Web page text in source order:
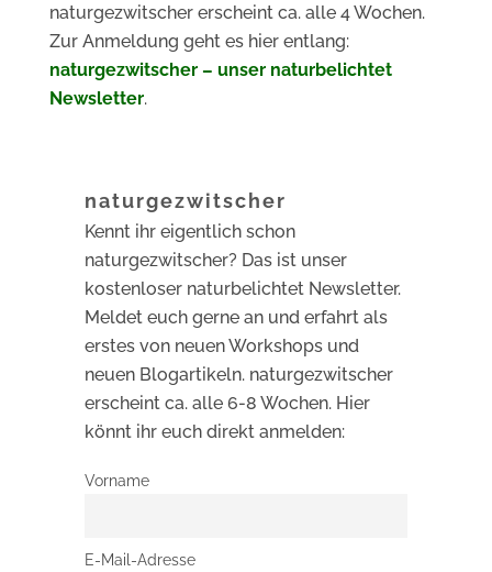
naturgezwitscher erscheint ca. alle 4 Wochen.
Zur Anmeldung geht es hier entlang:
naturgezwitscher – unser naturbelichtet
Newsletter.
naturgezwitscher
Kennt ihr eigentlich schon
naturgezwitscher? Das ist unser
kostenloser naturbelichtet Newsletter.
Meldet euch gerne an und erfahrt als
erstes von neuen Workshops und
neuen Blogartikeln. naturgezwitscher
erscheint ca. alle 6-8 Wochen. Hier
könnt ihr euch direkt anmelden:
Vorname
E-Mail-Adresse